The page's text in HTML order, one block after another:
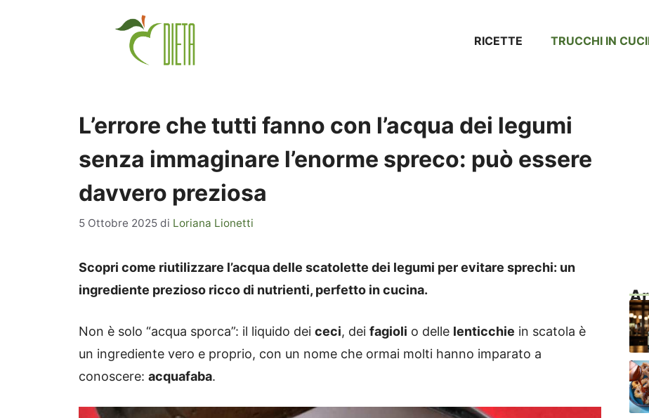
RICETTE TRUCCHI IN
L’errore che tutti fanno con l’acqua dei legumi
senza immaginare l’enorme spreco: può essere
davvero preziosa
5 Ottobre 2025 di Loriana Lionetti
Scopri come riutilizzare l’acqua delle scatolette dei legumi per evitare sprechi: un
ingrediente prezioso ricco di nutrienti, perfetto in cucina.
Non è solo “acqua sporca”: il liquido dei ceci, dei fagioli o delle lenticchie in scatola è
un ingrediente vero e proprio, con un nome che ormai molti hanno imparato a
conoscere: acquafaba.